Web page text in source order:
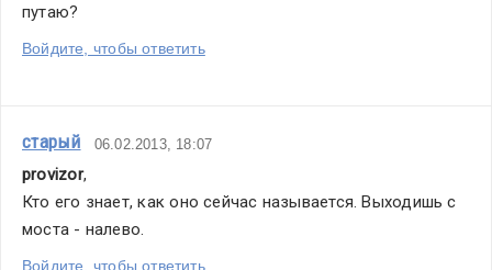
путаю?
Войдите, чтобы ответить
старый 06.02.2013, 18:07
provizor,
Кто его знает, как оно сейчас называется. Выходишь с
моста - налево.
Войдите, чтобы ответить